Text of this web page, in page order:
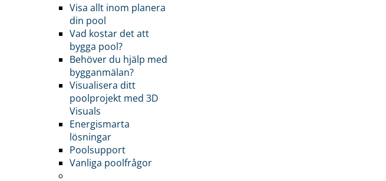
Visa allt inom planera
din pool
Vad kostar det att
bygga pool?
Behöver du hjälp med
bygganmälan?
Visualisera ditt
poolprojekt med 3D
Visuals
Energismarta
lösningar
Poolsupport
Vanliga poolfrågor